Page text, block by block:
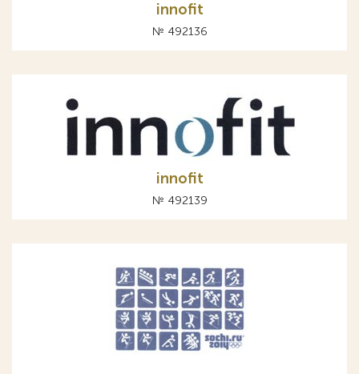
innofit
№ 492136
innofit
№ 492139